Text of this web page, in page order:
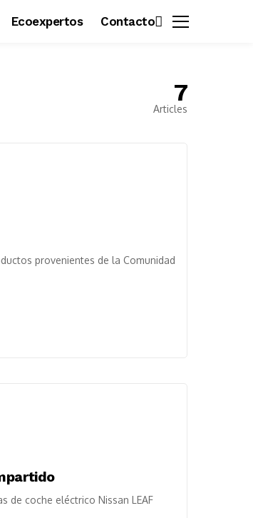
Ecoexpertos Contacto
7
Articles
provenientes de la Comunidad
de coche eléctrico Nissan LEAF